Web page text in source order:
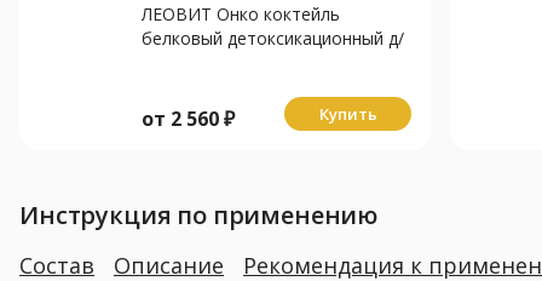
ЛЕОВИТ Онко коктейль
белковый детоксикационный д/
от 2 560₽ Купить
Инструкция по применению
Состав Описание Рекомендация к